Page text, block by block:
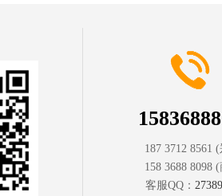
187 3712 8561 (
158 3688 8098(
客服QQ：